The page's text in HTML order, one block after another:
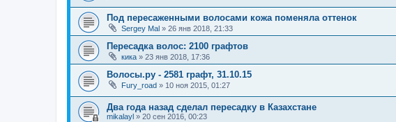
Под пересаженными волосами кожа поменяла оттенок
Sergey Mal » 26 янв 2018, 21:33
Пересадка волос: 2100 графтов
кика » 23 янв 2018, 17:36
Волосы.ру - 2581 графт, 31.10.15
Fury_road » 10 ноя 2015, 01:27
Два года назад сделал пересадку в Казахстане
mikalayl » 20 сен 2016, 00:23